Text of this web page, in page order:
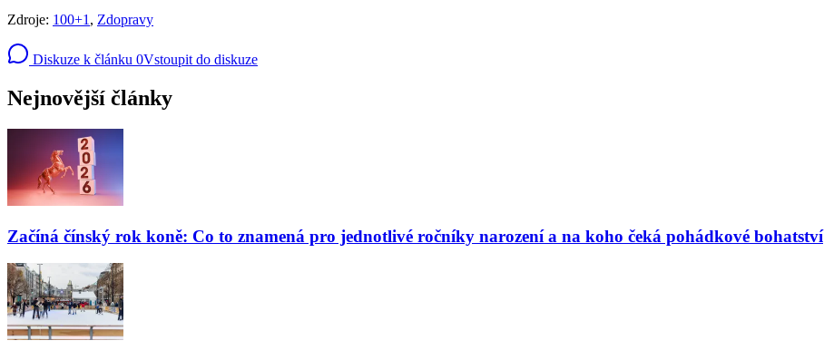
Zdroje: 100+1 , Zdopravy
Diskuze k článku 0Vstoupit do diskuze
Nejnovější články
Začíná čínský rok koně: Co to znamená pro jednotlivé ročníky narození a na koho čeká pohádkové bohatství